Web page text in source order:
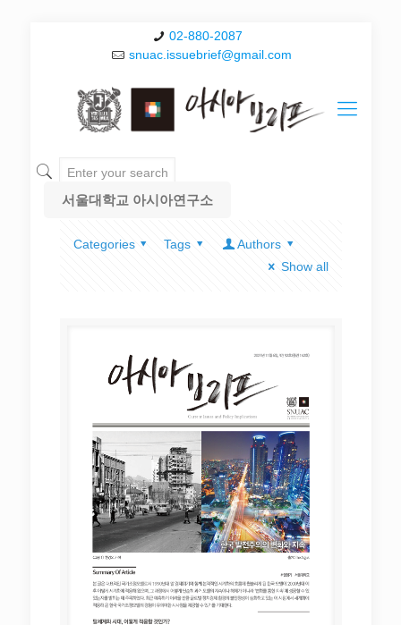
02-880-2087
snuac.issuebrief@gmail.com
서울대학교 아시아연구소
Categories Tags
Authors
Show all